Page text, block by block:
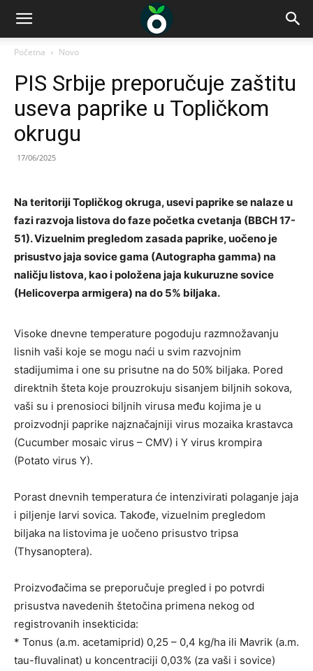
Početna Novo
PIS Srbije preporučuje zaštitu
useva paprike u Topličkom
okrugu
17/06/2025
Na teritoriji Topličkog okruga, usevi paprike se nalaze u
fazi razvoja listova do faze početka cvetanja (BBCH 17-
51). Vizuelnim pregledom zasada paprike, uočeno je
prisustvo jaja sovice gama (Autographa gamma) na
naličju listova, kao i položena jaja kukuruzne sovice
(Helicoverpa armigera) na do 5% biljaka.
Visoke dnevne temperature pogoduju razmnožavanju
lisnih vaši koje se mogu naći u svim razvojnim
stadijumima i one su prisutne na do 50% biljaka. Pored
direktnih šteta koje prouzrokuju sisanjem biljnih sokova,
vaši su i prenosioci biljnih virusa među kojima je u
proizvodnji paprike najznačajniji virus mozaika krastavca
(Cucumber mosaic virus – CMV) i Y virus krompira
(Potato virus Y).
Porast dnevnih temperatura će intenzivirati polaganje jaja
i piljenje larvi sovica. Takođe, vizuelnim pregledom
biljaka na listovima je uočeno prisustvo tripsa
(Thysanoptera).
Proizvođačima se preporučuje pregled i po potvrdi
prisustva navedenih štetočina primena nekog od
registrovanih insekticida:
* Tonus (a.m. acetamiprid) 0,25 – 0,4 kg/ha ili Mavrik (a.m.
tau-fluvalinat) u koncentraciji 0,03% (za vaši i sovice)